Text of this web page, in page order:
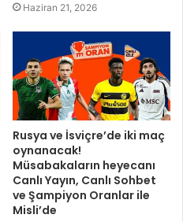
Haziran 21, 2026
Rusya ve İsviçre’de iki maç
oynanacak!
Müsabakaların heyecanı
Canlı Yayın, Canlı Sohbet
ve Şampiyon Oranlar ile
Misli’de